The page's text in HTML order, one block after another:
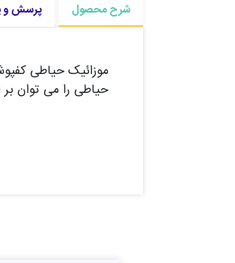
شرح محصول پرسش و
موزائیک حیاطی
حیاطی را می توان